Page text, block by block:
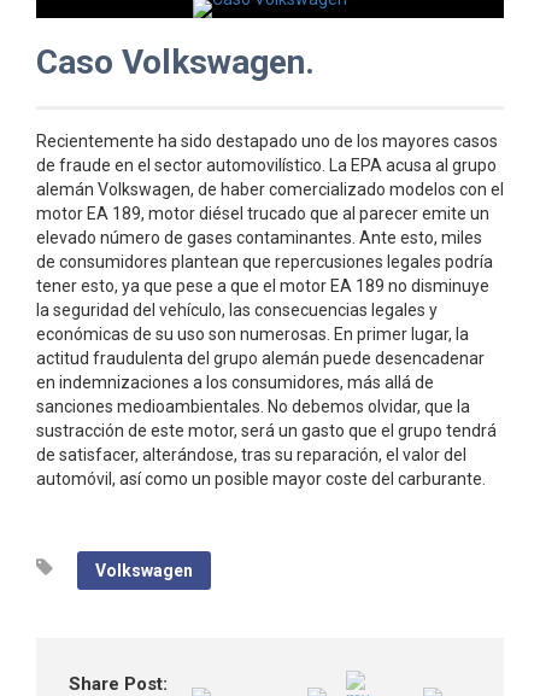
Caso Volkswagen.
Recientemente ha sido destapado uno de los mayores casos
de fraude en el sector automovilístico. La EPA acusa al grupo
alemán Volkswagen, de haber comercializado modelos con el
motor EA 189, motor diésel trucado que al parecer emite un
elevado número de gases contaminantes. Ante esto, miles
de consumidores plantean que repercusiones legales podría
tener esto, ya que pese a que el motor EA 189 no disminuye
la seguridad del vehículo, las consecuencias legales y
económicas de su uso son numerosas. En primer lugar, la
actitud fraudulenta del grupo alemán puede desencadenar
en indemnizaciones a los consumidores, más allá de
sanciones medioambientales. No debemos olvidar, que la
sustracción de este motor, será un gasto que el grupo tendrá
de satisfacer, alterándose, tras su reparación, el valor del
automóvil, así como un posible mayor coste del carburante.
Volkswagen
Share Post: